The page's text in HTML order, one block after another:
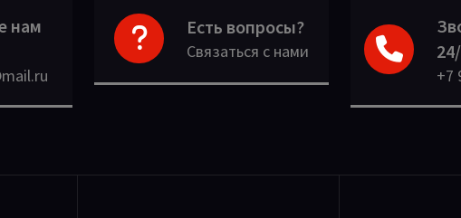
нам
Есть вопросы?
Связаться с нами
+7